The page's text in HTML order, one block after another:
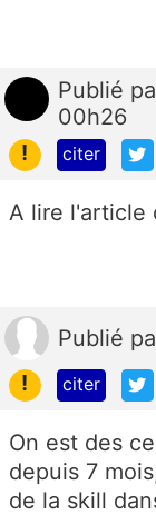
Publié
00h26
!
citer
A lire l'article
Publié
!
citer
On est des
depuis 7
de la skill